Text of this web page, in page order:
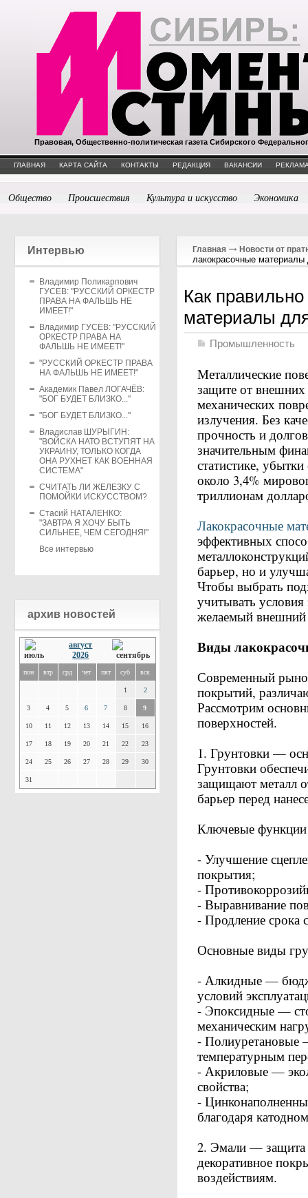
Правовая, Общественно-политическая газета Сибирского
ГЛАВНАЯ КАРТА САЙТА КОНТАКТЫ РЕДАКЦИЯ ВАКАНСИИ
Общество Происшествия Культура и искусство Экономика
Интервью
Владимир Поликарпович
ГУСЕВ: "РУССКИЙ ОРКЕСТР
ПРАВА НА ФАЛЬШЬ НЕ
ИМЕЕТ!"
Владимир ГУСЕВ: "РУССКИЙ
ОРКЕСТР ПРАВА НА
ФАЛЬШЬ НЕ ИМЕЕТ!"
"РУССКИЙ ОРКЕСТР ПРАВА
НА ФАЛЬШЬ НЕ ИМЕЕТ!"
Академик Павел ЛОГАЧЁВ:
"БОГ БУДЕТ БЛИЗКО..."
"БОГ БУДЕТ БЛИЗКО..."
Владислав ШУРЫГИН:
"ВОЙСКА НАТО ВСТУПЯТ НА
УКРАИНУ, ТОЛЬКО КОГДА
ОНА РУХНЕТ КАК ВОЕННАЯ
СИСТЕМА"
СЧИТАТЬ ЛИ ЖЕЛЕЗКУ С
ПОМОЙКИ ИСКУССТВОМ?
Стасий НАТАЛЕНКО:
"ЗАВТРА Я ХОЧУ БЫТЬ
СИЛЬНЕЕ, ЧЕМ СЕГОДНЯ!"
Все интервью
архив новостей
август
2026
пон втр срд чет пят суб вск
1 2
3 4 5 6 7 8 9
10 11 12 13 14 15 16
17 18 19 20 21 22 23
24 25 26 27 28 29 30
31
Главная Новости от
лакокрасочные
Как
материалы
Промышленность
Металлические
защите от внешних
механических
излучения. Без
прочность и
значительным
статистике,
около 3,4%
триллионам
Лакокрасочные
эффективных
барьер, но и
Чтобы выбрать
учитывать условия
желаемый
Виды
Современный
покрытий,
Рассмотрим
поверхностей.
1. Грунтовки —
Грунтовки
защищают металл
барьер перед
Ключевые функции
- Улучшение
покрытия;
-
- Выравнивание
- Продление срока
Основные виды
- Алкидные —
условий
- Эпоксидные —
механическим
- Полиуретановые
температурным
- Акриловые —
свойства;
-
благодаря
2. Эмали — защита
декоративное
воздействиям.